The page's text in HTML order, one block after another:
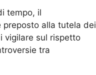
tempo, il
preposto alla tutela dei
vigilare sul rispetto
tra